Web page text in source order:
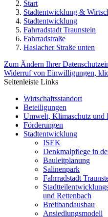
Start
Stadtentwicklung &
Stadtentwicklung
Fahrradstadt Traunstein
Fahrradstraße
Haslacher Straße unten
Zum Ändern Ihrer
Widerruf von Einwilligungen,
Seitenleiste Links
Wirtschaftsstandort
Beteiligungen
Umwelt, Klimaschutz und
Förderungen
Stadtentwicklung
ISEK
Denkmalpflege in
Bauleitplanung
Salinenpark
Fahrradstadt
und Rettenbach
Breitbandausbau
Ansiedlungsmodell